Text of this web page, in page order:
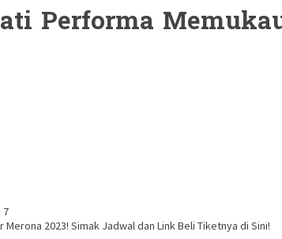
Performa
2023! Simak Jadwal dan Link Beli Tiketnya di Sini!